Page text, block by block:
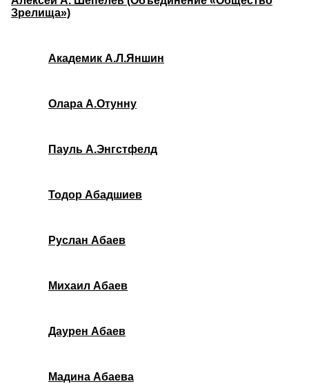
Зрелища»)
Академик А.Л.Яншин
Олара А.Отунну
Пауль А.Энгстфелд
Тодор Абадшиев
Руслан Абаев
Михаил Абаев
Даурен Абаев
Мадина Абаева